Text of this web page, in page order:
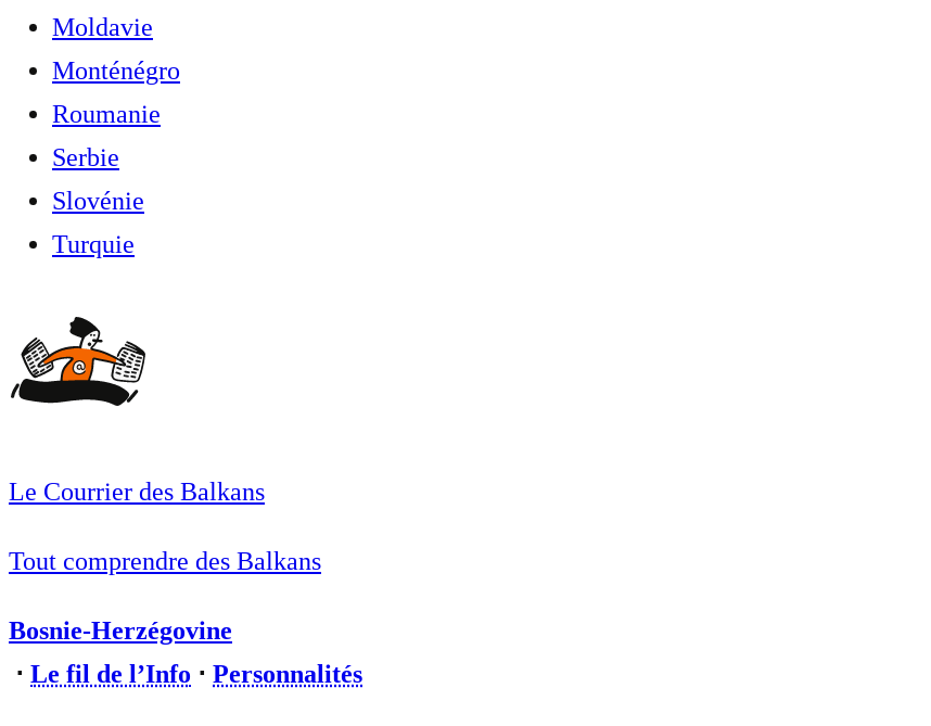
Moldavie
Monténégro
Roumanie
Serbie
Slovénie
Turquie
Le Courrier des Balkans
Tout comprendre des Balkans
Bosnie-Herzégovine
⋅ Le fil de l’Info ⋅ Personnalités